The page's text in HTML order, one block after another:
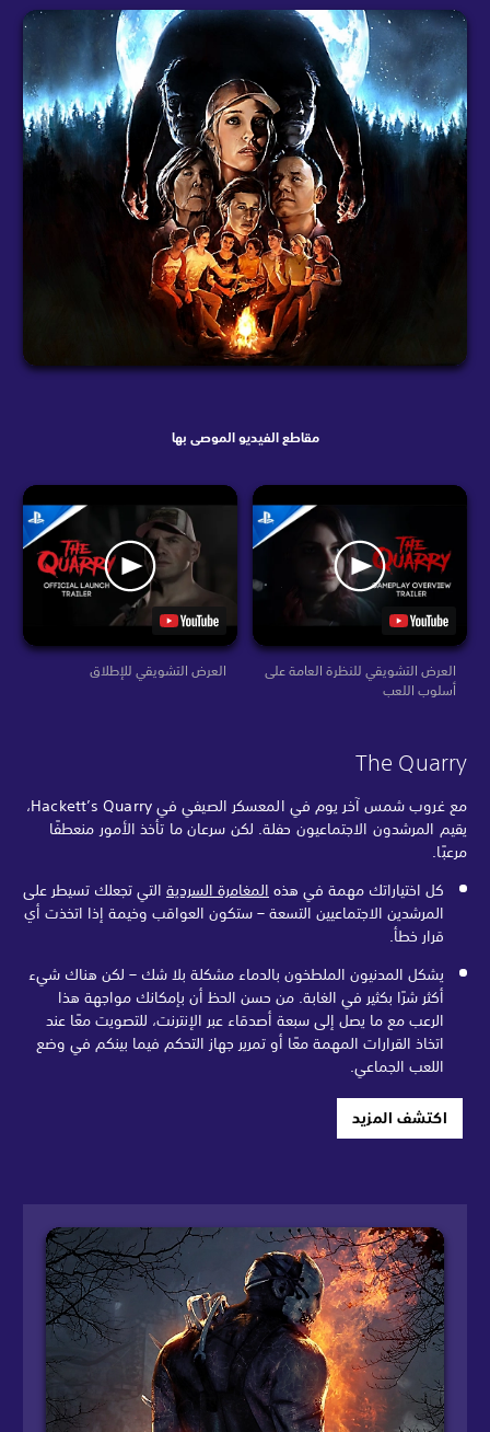
مقاطع الفيديو الموصى بها
العرض التشويقي للإطلاق
العرض التشويقي للنظرة العامة على
أسلوب اللعب
The Quarry
مع غروب شمس آخر يوم في المعسكر الصيفي في Hackett’s Quarry،
يقيم المرشدون الاجتماعيون حفلة. لكن سرعان ما تأخذ الأمور منعطفًا
مرعبًا.
كل اختياراتك مهمة في هذه المغامرة السردية التي تجعلك تسيطر على
المرشدين الاجتماعيين التسعة – ستكون العواقب وخيمة إذا اتخذت أي
قرار خطأ.
يشكل المدنيون الملطخون بالدماء مشكلة بلا شك – لكن هناك شيء
أكثر شرًا بكثير في الغابة. من حسن الحظ أن بإمكانك مواجهة هذا
الرعب مع ما يصل إلى سبعة أصدقاء عبر الإنترنت، للتصويت معًا عند
اتخاذ القرارات المهمة معًا أو تمرير جهاز التحكم فيما بينكم في وضع
اللعب الجماعي.
اكتشف المزيد